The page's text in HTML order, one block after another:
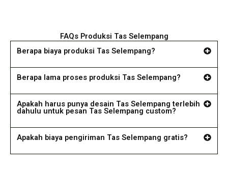
FAQs Produksi Tas Selempang
Berapa biaya produksi Tas Selempang?
Berapa lama proses produksi Tas Selempang?
Apakah harus punya desain Tas Selempang terlebih
dahulu untuk pesan Tas Selempang custom?
Apakah biaya pengiriman Tas Selempang gratis?